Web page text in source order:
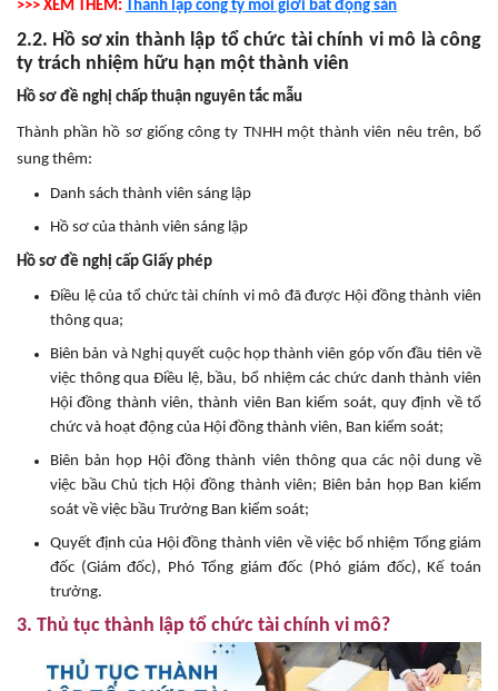
>>> XEM THÊM: Thành lập công ty môi giới bất động sản
2.2. Hồ sơ xin thành lập tổ chức tài chính vi mô là công
ty trách nhiệm hữu hạn một thành viên
Hồ sơ đề nghị chấp thuận nguyên tắc mẫu
Thành phần hồ sơ giống công ty TNHH một thành viên nêu trên, bổ
sung thêm:
Danh sách thành viên sáng lập
Hồ sơ của thành viên sáng lập
Hồ sơ đề nghị cấp Giấy phép
Điều lệ của tổ chức tài chính vi mô đã được Hội đồng thành viên
thông qua;
Biên bản và Nghị quyết cuộc họp thành viên góp vốn đầu tiên về
việc thông qua Điều lệ, bầu, bổ nhiệm các chức danh thành viên
Hội đồng thành viên, thành viên Ban kiểm soát, quy định về tổ
chức và hoạt động của Hội đồng thành viên, Ban kiểm soát;
Biên bản họp Hội đồng thành viên thông qua các nội dung về
việc bầu Chủ tịch Hội đồng thành viên; Biên bản họp Ban kiểm
soát về việc bầu Trưởng Ban kiểm soát;
Quyết định của Hội đồng thành viên về việc bổ nhiệm Tổng giám
đốc (Giám đốc), Phó Tổng giám đốc (Phó giám đốc), Kế toán
trưởng.
3. Thủ tục thành lập tổ chức tài chính vi mô?